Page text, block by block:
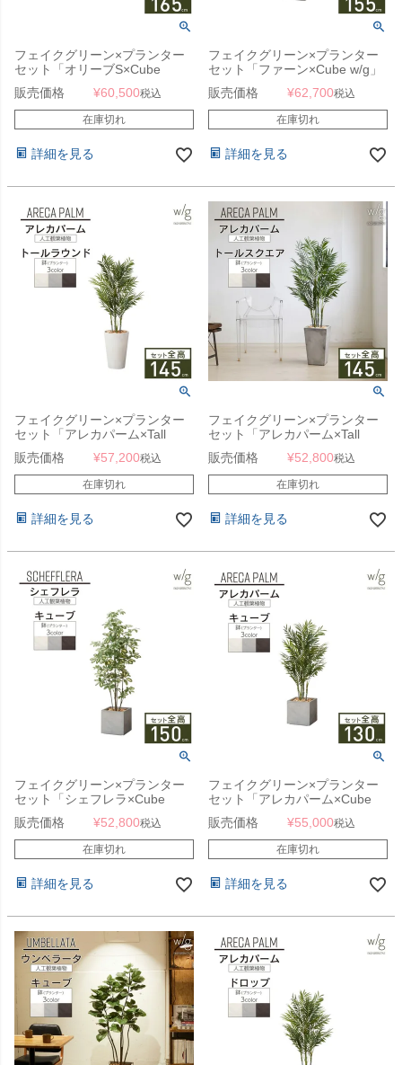
フェイクグリーン×プランター
セット「オリーブS×Cube
w/g」[高さ165cm・人工樹木・
人工観葉植物]
販売価格 ¥60,500税込
在庫切れ
詳細を見る
フェイクグリーン×プランター
セット「ファーン×Cube w/g」
[高さ155cm・人工樹木・人工
観葉植物]
販売価格 ¥62,700税込
在庫切れ
詳細を見る
フェイクグリーン×プランター
セット「アレカパーム×Tall
Round w/g」[高さ145cm・人工
樹木・人工観葉植物]
販売価格 ¥57,200税込
在庫切れ
詳細を見る
フェイクグリーン×プランター
セット「アレカパーム×Tall
Square w/g」[高さ145cm・人
工樹木・人工観葉植物]
販売価格 ¥52,800税込
在庫切れ
詳細を見る
フェイクグリーン×プランター
セット「シェフレラ×Cube
w/g」[高さ150cm・人工樹木・
人工観葉植物]
販売価格 ¥52,800税込
在庫切れ
詳細を見る
フェイクグリーン×プランター
セット「アレカパーム×Cube
w/g」[高さ130cm・人工樹木・
人工観葉植物]
販売価格 ¥55,000税込
在庫切れ
詳細を見る